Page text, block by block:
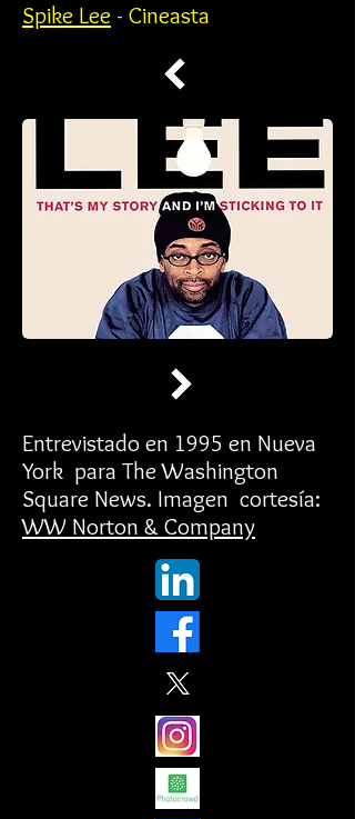
Spike Lee - Cineasta
Entrevistado en 1995 en Nueva
York para The Washington
Square News. Imagen cortesía:
WW Norton & Company